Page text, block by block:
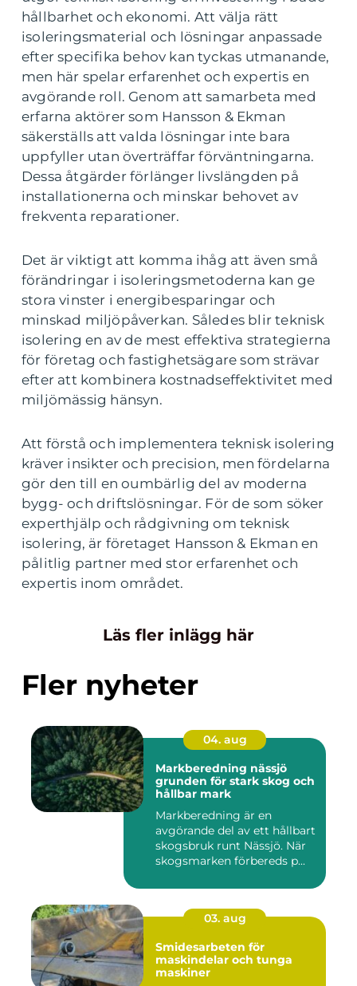
hållbarhet och ekonomi. Att välja rätt
isoleringsmaterial och lösningar anpassade
efter specifika behov kan tyckas utmanande,
men här spelar erfarenhet och expertis en
avgörande roll. Genom att samarbeta med
erfarna aktörer som Hansson & Ekman
säkerställs att valda lösningar inte bara
uppfyller utan överträffar förväntningarna.
Dessa åtgärder förlänger livslängden på
installationerna och minskar behovet av
frekventa reparationer.
Det är viktigt att komma ihåg att även små
förändringar i isoleringsmetoderna kan ge
stora vinster i energibesparingar och
minskad miljöpåverkan. Således blir teknisk
isolering en av de mest effektiva strategierna
för företag och fastighetsägare som strävar
efter att kombinera kostnadseffektivitet med
miljömässig hänsyn.
Att förstå och implementera teknisk isolering
kräver insikter och precision, men fördelarna
gör den till en oumbärlig del av moderna
bygg- och driftslösningar. För de som söker
experthjälp och rådgivning om teknisk
isolering, är företaget Hansson & Ekman en
pålitlig partner med stor erfarenhet och
expertis inom området.
Läs fler inlägg här
Fler nyheter
04. aug
Markberedning nässjö
grunden för stark skog och
hållbar mark
Markberedning är en
avgörande del av ett hållbart
skogsbruk runt Nässjö. När
skogsmarken förbereds p...
03. aug
Smidesarbeten för
maskindelar och tunga
maskiner